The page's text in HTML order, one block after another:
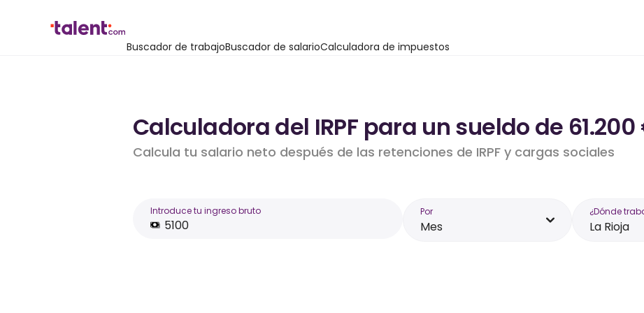
Buscador de trabajoBuscador de salarioCalculadora de impuestos
Calculadora del IRPF para un sueldo de
Calcula tu salario neto después de las retenciones de IRPF y cargas sociales
Introduce tu ingreso bruto Por
Mes
¿Dónde
La Rioja